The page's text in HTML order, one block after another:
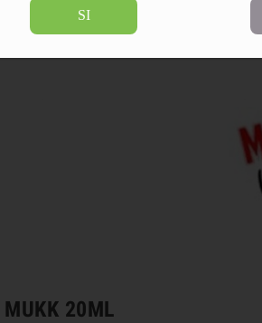
MUKK 20ML
SI